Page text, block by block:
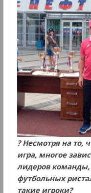
? Несмотря на то,
игра, многое
лидеров команды,
футбольных
такие игроки?